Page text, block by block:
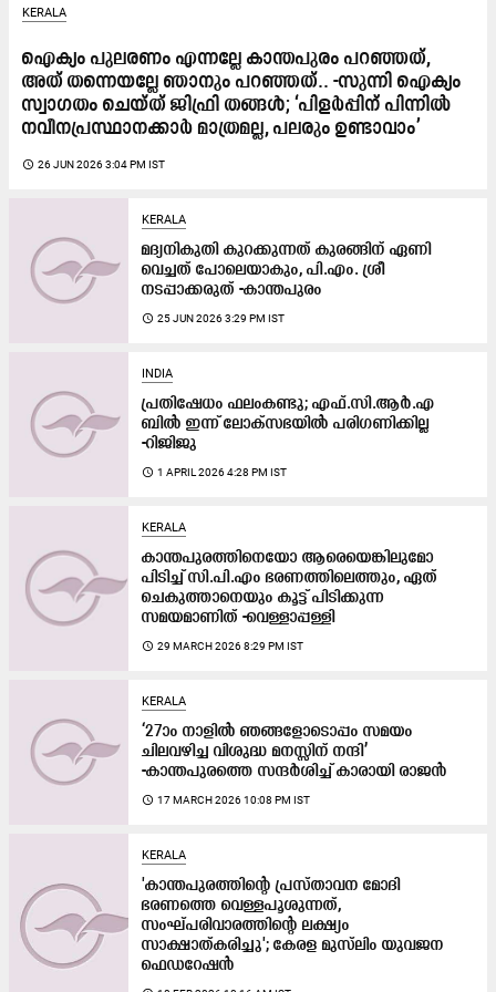
KERALA
ഐക്യം പുലരണം എന്നല്ലേ കാന്തപുരം പറഞ്ഞത്,
അത് തന്നെയല്ലേ ഞാനും പറഞ്ഞത്.. -സുന്നി ഐക്യം
സ്വാഗതം ചെയ്ത് ജിഫ്രി തങ്ങൾ; ‘പിളർപ്പിന് പിന്നിൽ
നവീനപ്രസ്ഥാനക്കാർ മാത്രമല്ല, പലരും ഉണ്ടാവാം’
access_time 26 JUN 2026 3:04 PM IST
KERALA
മദ്യനികുതി കുറക്കുന്നത് കുരങ്ങിന് ഏണി
വെച്ചത് പോലെയാകും, പി.എം. ശ്രീ
നടപ്പാക്കരുത് -കാന്തപുരം
access_time 25 JUN 2026 3:29 PM IST
INDIA
പ്രതിഷേധം ഫലംകണ്ടു; എഫ്.സി.ആർ.എ
ബിൽ ഇന്ന് ലോക്സഭയിൽ പരിഗണിക്കില്ല
-റിജിജു
access_time 1 APRIL 2026 4:28 PM IST
KERALA
കാന്തപുരത്തിനെയോ ആരെയെങ്കിലുമോ
പിടിച്ച് സി.പി.എം ഭരണത്തിലെത്തും, ഏത്
ചെകുത്താനെയും കൂട്ട് പിടിക്കുന്ന
സമയമാണിത് -വെള്ളാപ്പള്ളി
access_time 29 MARCH 2026 8:29 PM IST
KERALA
‘27ാം നാളിൽ ഞങ്ങളോടൊപ്പം സമയം
ചിലവഴിച്ച വിശുദ്ധ മനസ്സിന് നന്ദി’
-കാന്തപുരത്തെ സന്ദർശിച്ച് കാരായി രാജൻ
access_time 17 MARCH 2026 10:08 PM IST
KERALA
'കാന്തപുരത്തിന്റെ പ്രസ്താവന മോദി
ഭരണത്തെ വെള്ളപൂശുന്നത്,
സംഘ്പരിവാരത്തിന്റെ ലക്ഷ്യം
സാക്ഷാത്കരിച്ചു'; കേരള മുസ്‍ലിം യുവജന
ഫെഡറേഷൻ